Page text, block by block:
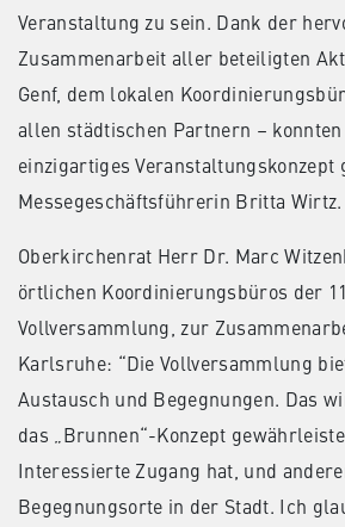
Veranstaltung zu sein. Dank der
Zusammenarbeit aller beteiligten
Genf, dem lokalen
allen städtischen Partnern –
einzigartiges Veranstaltungskonzept
Messegeschäftsführerin Britta Wirtz.
Oberkirchenrat Herr Dr. Marc
örtlichen Koordinierungsbüros der
Vollversammlung, zur
Karlsruhe: “Die Vollversammlung
Austausch und Begegnungen. Das
das „Brunnen“-Konzept
Interessierte Zugang hat, und
Begegnungsorte in der Stadt. Ich